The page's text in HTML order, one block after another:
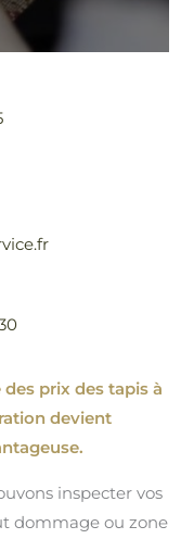
prix des tapis à
devient
inspecter vos
dommage ou zone